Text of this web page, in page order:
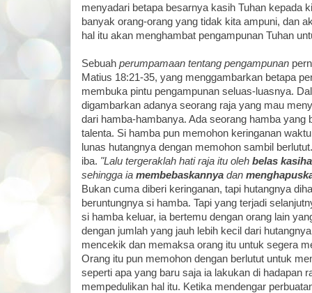
menyadari betapa besarnya kasih Tuhan kepada
banyak orang-orang yang tidak kita ampuni, dan
hal itu akan menghambat pengampunan Tuhan
Sebuah perumpamaan tentang pengampunan
Matius 18:21-35, yang menggambarkan betapa
membuka pintu pengampunan seluas-luasnya.
digambarkan adanya seorang raja yang mau
dari hamba-hambanya. Ada seorang hamba yang
talenta. Si hamba pun memohon keringanan
lunas hutangnya dengan memohon sambil
iba. "Lalu tergeraklah hati raja itu oleh belas
sehingga ia membebaskannya dan
Bukan cuma diberi keringanan, tapi hutangnya
beruntungnya si hamba. Tapi yang terjadi
si hamba keluar, ia bertemu dengan orang lain
dengan jumlah yang jauh lebih kecil dari
mencekik dan memaksa orang itu untuk segera
Orang itu pun memohon dengan berlutut untuk
seperti apa yang baru saja ia lakukan di hadapan
mempedulikan hal itu. Ketika mendengar